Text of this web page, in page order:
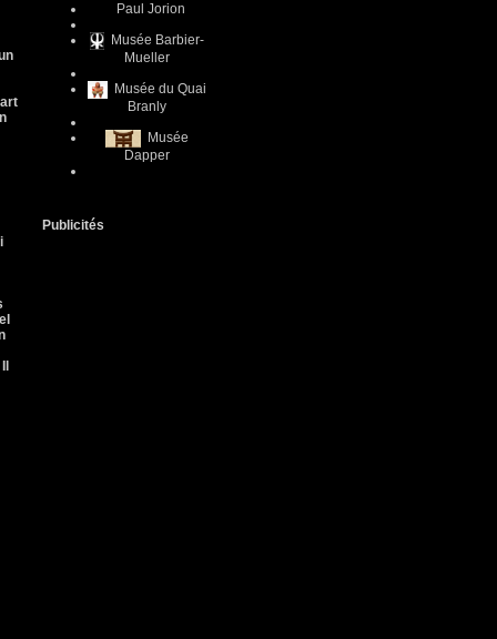
Paul Jorion
Musée Barbier-
Mueller
Musée du Quai
Branly
Musée
Dapper
Publicités